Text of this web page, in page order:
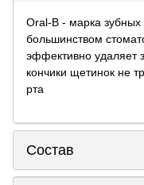
Oral-B - марка
большинством
эффективно удаляет
кончики щетинок не
рта
Состав